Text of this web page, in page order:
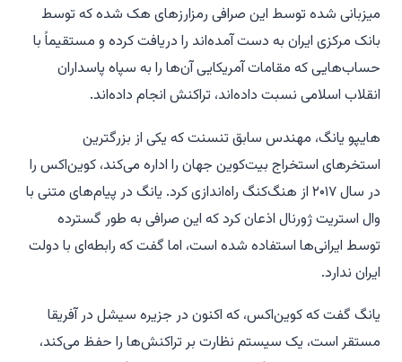
میزبانی شده توسط این صرافی رمزارزهای هک شده که توسط
بانک مرکزی ایران به دست آمده‌اند را دریافت کرده و مستقیماً با
حساب‌هایی که مقامات آمریکایی آن‌ها را به سپاه پاسداران
انقلاب اسلامی نسبت داده‌اند، تراکنش انجام داده‌اند.
هایپو یانگ، مهندس سابق تنسنت که یکی از بزرگترین
استخرهای استخراج بیت‌کوین جهان را اداره می‌کند، کوین‌اکس را
در سال ۲۰۱۷ از هنگ‌کنگ راه‌اندازی کرد. یانگ در پیام‌های متنی با
وال استریت ژورنال اذعان کرد که این صرافی به طور گسترده
توسط ایرانی‌ها استفاده شده است، اما گفت که رابطه‌ای با دولت
ایران ندارد.
یانگ گفت که کوین‌اکس، که اکنون در جزیره سیشل در آفریقا
مستقر است، یک سیستم نظارت بر تراکنش‌ها را حفظ می‌کند،